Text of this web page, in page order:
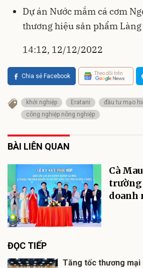
Dự án Nước mắm cá cơm
thương hiệu sản phẩm
14:12, 12/12/2022
Chia sẻ Facebook Theo dõi trên
khởi nghiệp Eratani
đầu tư mạo
công nghiệp nông nghiệp
BÀI LIÊN QUAN
Cà
trường
doanh
ĐỌC TIẾP
Tăng tốc thương mại